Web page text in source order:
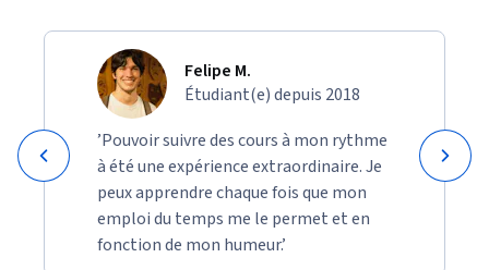
Felipe M.
Étudiant(e) depuis 2018
’Pouvoir suivre des cours à mon rythme
à été une expérience extraordinaire. Je
peux apprendre chaque fois que mon
emploi du temps me le permet et en
fonction de mon humeur.’